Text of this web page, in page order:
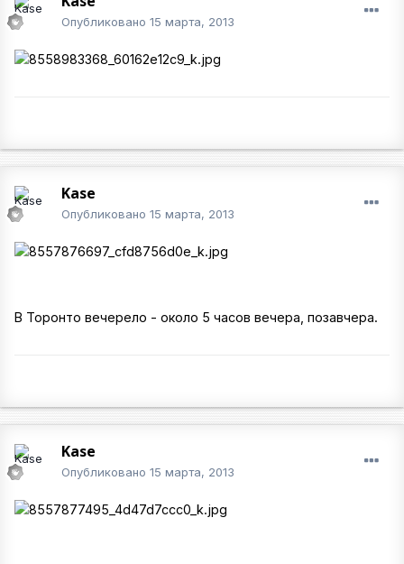
Опубликовано 15 марта, 2013
Kase
Опубликовано 15 марта, 2013
В Торонто вечерело - около 5 часов вечера, позавчера.
Kase
Опубликовано 15 марта, 2013